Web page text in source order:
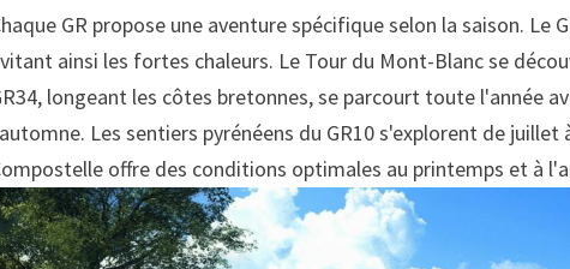
GR propose une aventure spécifique selon la saison. Le
ainsi les fortes chaleurs. Le Tour du Mont-Blanc se
longeant les côtes bretonnes, se parcourt toute l'année
Les sentiers pyrénéens du GR10 s'explorent de
offre des conditions optimales au printemps et à